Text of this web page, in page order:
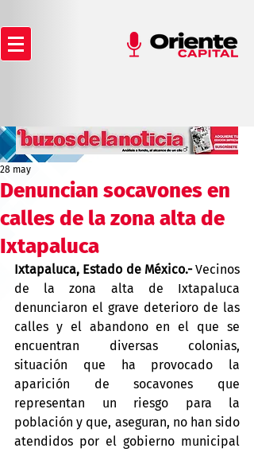
Denuncian socavones en
calles de la zona alta de
Ixtapaluca
28 may
Ixtapaluca, Estado de México.- Vecinos
de la zona alta de Ixtapaluca
denunciaron el grave deterioro de las
calles y el abandono en el que se
encuentran diversas colonias,
situación que ha provocado la
aparición de socavones que
representan un riesgo para la
población y que, aseguran, no han sido
atendidos por el gobierno municipal